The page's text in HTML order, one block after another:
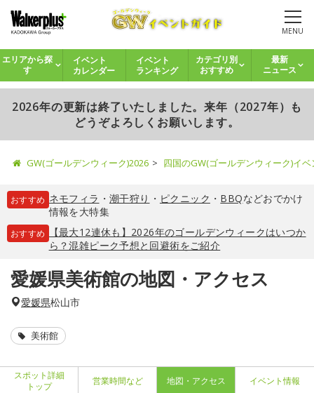
MENU
エリアから探
す
イベント
カレンダー
イベント
ランキング
カテゴリ別
おすすめ
最新
ニュース
2026年の更新は終了いたしました。来年（2027年）も
どうぞよろしくお願いします。
GW(ゴールデンウィーク)2026 四国のGW(ゴールデンウィーク)イ
おすすめ ネモフィラ ・ 潮干狩り ・ ピクニック ・ BBQなどおでかけ
情報を大特集
おすすめ
【最大12連休も】2026年のゴールデンウィークはいつか
ら？混雑ピーク予想と回避術をご紹介
愛媛県美術館の地図・アクセス
愛媛県松山市
美術館
スポット詳細
トップ
営業時間など 地図・アクセス イベント情報